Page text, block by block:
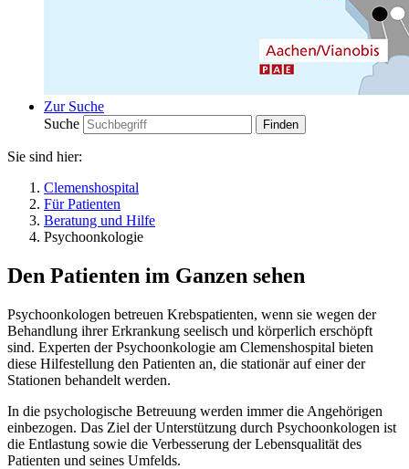
Zur Suche
Suche
Sie sind hier:
Clemenshospital
Für Patienten
Beratung und Hilfe
Psychoonkologie
Den Patienten im Ganzen sehen
Psychoonkologen betreuen Krebspatienten, wenn sie wegen der
Behandlung ihrer Erkrankung seelisch und körperlich erschöpft
sind. Experten der Psychoonkologie am Clemenshospital bieten
diese Hilfestellung den Patienten an, die stationär auf einer der
Stationen behandelt werden.
In die psychologische Betreuung werden immer die Angehörigen
einbezogen. Das Ziel der Unterstützung durch Psychoonkologen ist
die Entlastung sowie die Verbesserung der Lebensqualität des
Patienten und seines Umfelds.